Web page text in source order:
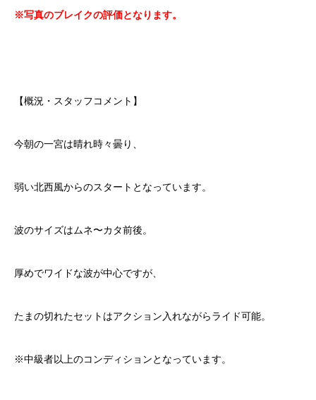
※写真のブレイクの評価となります。
【概況・スタッフコメント】
今朝の一宮は晴れ時々曇り、
弱い北西風からのスタートとなっています。
波のサイズはムネ〜カタ前後。
厚めでワイドな波が中心ですが、
たまの切れたセットはアクション入れながらライド可能。
※中級者以上のコンディションとなっています。